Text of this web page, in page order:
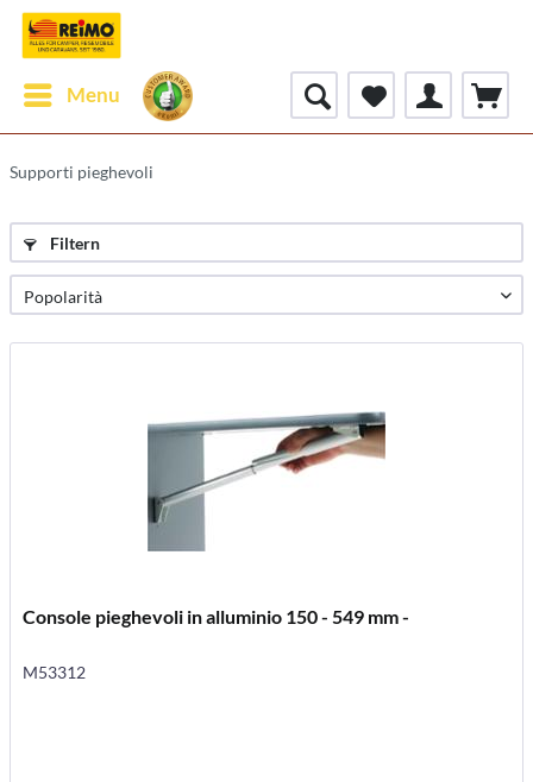
Menu
Supporti pieghevoli
Filtern
Console pieghevoli in alluminio 150 - 549 mm -
M53312